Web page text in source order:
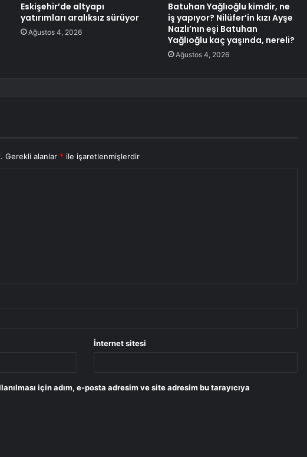
Eskişehir’de altyapı
yatırımları aralıksız sürüyor
Ağustos 4, 2026
Batuhan Yağlıoğlu kimdir, ne
iş yapıyor? Nilüfer’in kızı Ayşe
Nazlı’nın eşi Batuhan
Yağlıoğlu kaç yaşında, nereli?
Ağustos 4, 2026
Gerekli alanlar * ile işaretlenmişlerdir
İnternet sitesi
için adım, e-posta adresim ve site adresim bu tarayıcıya